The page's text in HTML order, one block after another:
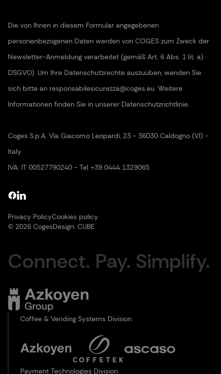
Die von Ihnen in diesem Formular angegebenen
personenbezogenen Daten werden von COGES zum Zweck der
Newsletter-Anmeldung verarbeitet (gemäß Art. 6 Abs. 1 lit. a)
DSGVO). Um Ihre Datenschutzrechte auszuüben, wenden Sie
sich bitte an responsabilesicurezza@coges.eu. Weitere
Informationen finden Sie in unserer Datenschutzrichtlinie.
Coges S.p.A. Vía Giacomo Leopardi, 23 - 36030 Caldogno (VI) -
Italy
IVA: IT 00527790240 - Tel +39 0444 1329065
Privacy PolicyCookies policy
© 2026 CogesDesign: CUBE
Connect. Pay. Simplify.
Coffee & Vending Systems Division
Payment Technologies Division